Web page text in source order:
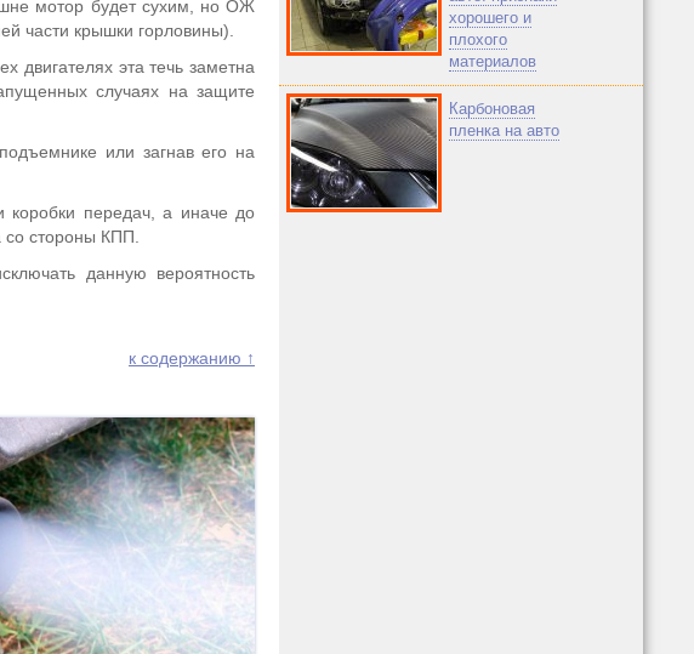
мотор будет сухим, но ОЖ
части крышки горловины).
двигателях эта течь заметна
случаях на защите
или загнав его на
коробки передач, а иначе до
стороны КПП.
данную вероятность
к содержанию ↑
хорошего и
плохого
материалов
Карбоновая
пленка на авто